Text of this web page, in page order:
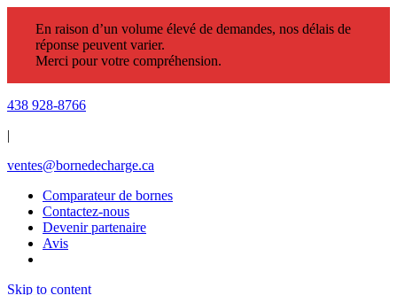
En raison d’un volume élevé de demandes, nos délais de
réponse peuvent varier.
Merci pour votre compréhension.
438 928-8766
|
ventes@bornedecharge.ca
Comparateur de bornes
Contactez-nous
Devenir partenaire
Avis
Skip to content